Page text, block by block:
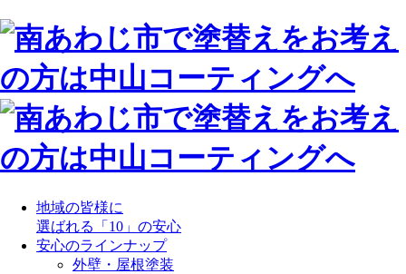
地域の皆様に
選ばれる「10」の安心
安心のラインナップ
外壁・屋根塗装